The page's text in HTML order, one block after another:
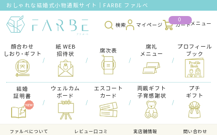
おしゃれな結婚式小物通販サイト｜FARBE ファルベ
検索 マイページ
0
カート
顔合わせ
しおり･ギフト
/
紙 WEB
招待状
/
席次表
/
席礼
メニュー
/
プロフィール
ブック
結婚
証明書
/
ウェルカム
ボード
/
エスコート
カード
/
両親ギフト
子育感謝状
/
プチ
ギフト
ファルべについて レビュー口コミ 実店舗情報 問い合わせ